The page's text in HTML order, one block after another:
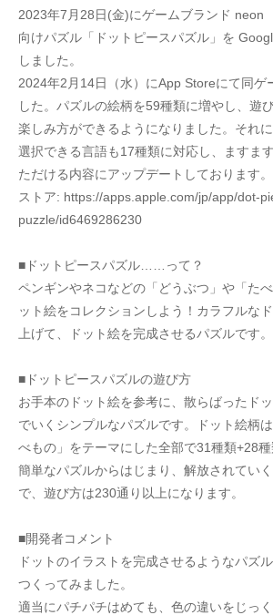
2023年7月28日(金)にゲームブランド neon
向けパズル「ドットピースパズル」を
しました。
2024年2月14日（水）にApp Storeにて同ゲ
した。パズルの絵柄を59種類に増やし、遊
楽しみ方ができるようになりました。それ
選択できる言語も17種類に対応し、ますま
ただける内容にアップデートしております。
ストア: https://apps.apple.com/jp/app/dot-
puzzle/id6469286230
■ドットピースパズル……って？
ペンギンやネコなどの「どうぶつ」や「た
ット絵をコレクションしよう！カラフルな
上げて、ドット絵を完成させるパズルです。
■ドットピースパズルの遊び方
お手本のドット絵を参考に、散らばったド
でいくシンプルなパズルです。ドット絵柄
べもの」をテーマにした全部で31種類+28
簡単なパズルからはじまり、解放されてい
で、遊び方は230通り以上になります。
■開発者コメント
ドットのイラストを完成させるようなパズ
つくってみました。
適当にパチパチはめても、色の違いをじっ